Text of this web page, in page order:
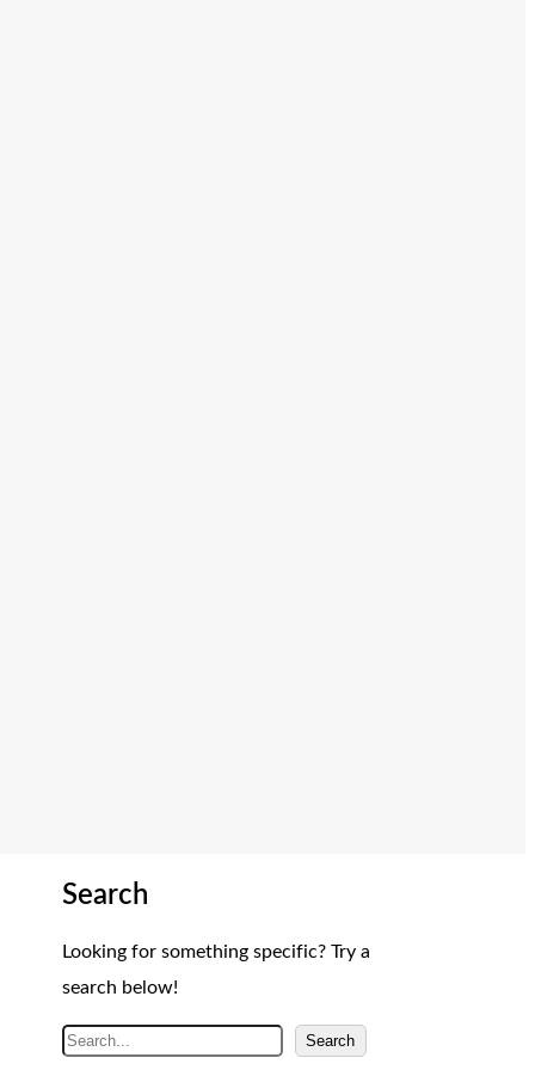
Search
Looking for something specific? Try a
search below!
A
Search